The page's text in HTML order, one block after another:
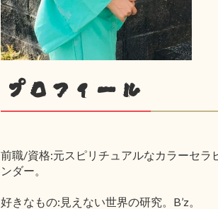
プロフィール
前職/資格:元スピリチュアルなカラーセラ
ンダー。
好きなもの:見えない世界の研究。B’z。